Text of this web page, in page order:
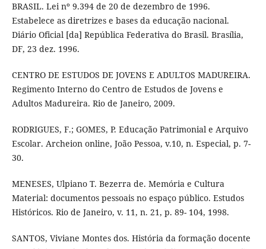
BRASIL. Lei nº 9.394 de 20 de dezembro de 1996.
Estabelece as diretrizes e bases da educação nacional.
Diário Oficial [da] República Federativa do Brasil. Brasília,
DF, 23 dez. 1996.
CENTRO DE ESTUDOS DE JOVENS E ADULTOS MADUREIRA.
Regimento Interno do Centro de Estudos de Jovens e
Adultos Madureira. Rio de Janeiro, 2009.
RODRIGUES, F.; GOMES, P. Educação Patrimonial e Arquivo
Escolar. Archeion online, João Pessoa, v.10, n. Especial, p. 7-
30.
MENESES, Ulpiano T. Bezerra de. Memória e Cultura
Material: documentos pessoais no espaço público. Estudos
Históricos. Rio de Janeiro, v. 11, n. 21, p. 89- 104, 1998.
SANTOS, Viviane Montes dos. História da formação docente